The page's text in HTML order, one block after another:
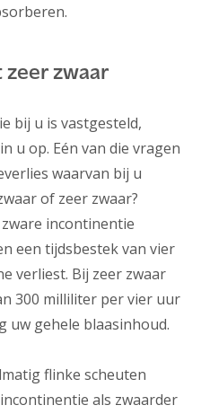
zwaar
bij u is vastgesteld,
u op. Eén van die vragen
waarvan bij u
of zeer zwaar?
incontinentie
een tijdsbestek van vier
verliest. Bij zeer zwaar
300 milliliter per vier uur
uw gehele blaasinhoud.
flinke scheuten
als zwaarder